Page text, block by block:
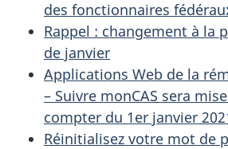
N
S
E
des fonctionnaires
Rappel : changement à la
de janvier
Applications Web de la
– Suivre monCAS sera
compter du 1er janvier
Réinitialisez votre mot de